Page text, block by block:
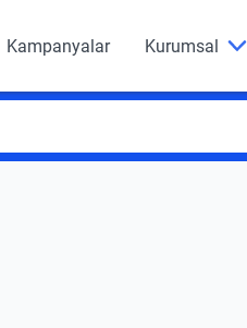
Kampanyalar Kurumsal